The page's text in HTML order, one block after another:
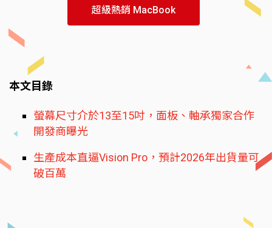
超級熱銷 MacBook
本文目錄
螢幕尺寸介於13至15吋，面板、軸承獨家合作
開發商曝光
生產成本直逼Vision Pro，預計2026年出貨量可
破百萬